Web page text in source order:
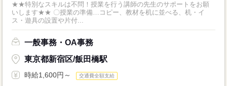
★★特別なスキルは不問！授業を行う講師の先生のサポートをお願
いします★★ 〇授業の準備…コピー、教材を机に並べる、机・イ
ス・遊具の設置や片付...
一般事務・OA事務
東京都新宿区/飯田橋駅
時給1,600円～ 交通費全額支給